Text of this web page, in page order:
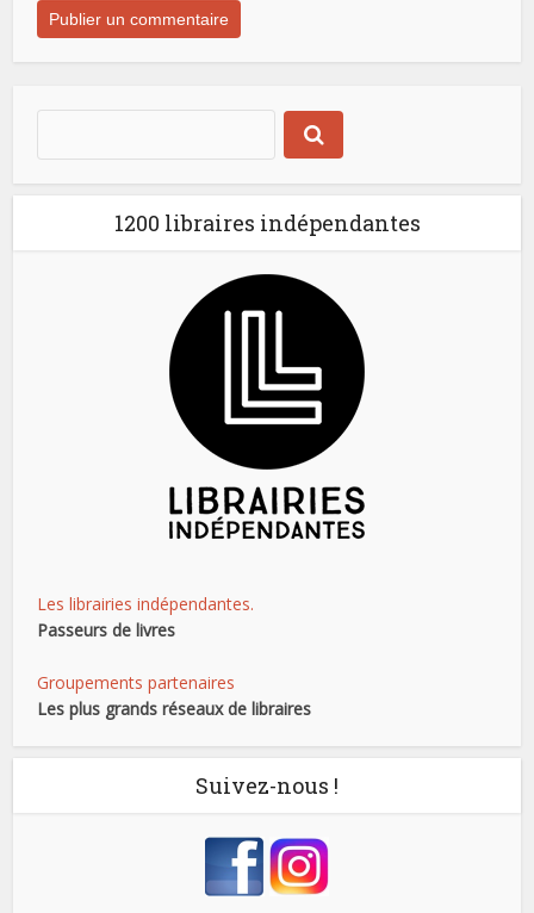
1200 libraires indépendantes
Les librairies indépendantes.
Passeurs de livres
Groupements partenaires
Les plus grands réseaux de libraires
Suivez-nous !